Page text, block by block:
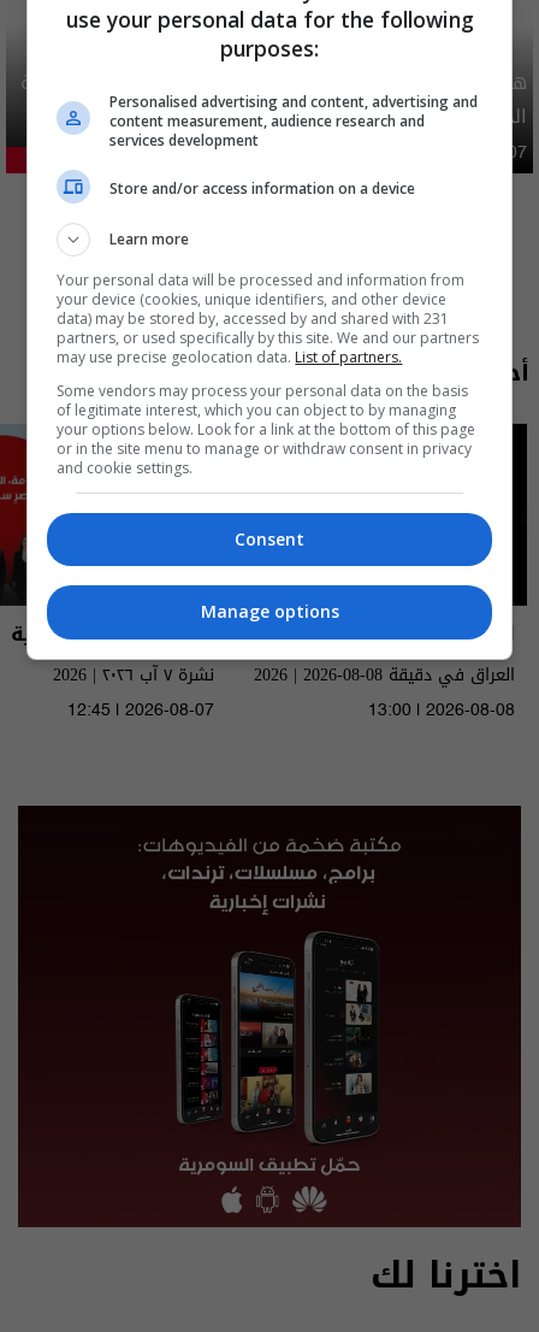
هيئة الحج تصدر قرارا يخص "لم الشمل" وتعديل استمارة قرعة
الحج
06:40 | 2026-08-07
المزيد
أحدث الحلقات
العراق في دقيقة
العراق في دقيقة 08-08-2026 | 2026
13:00 | 2026-08-08
نشرة أخبار السومرية
نشرة ٧ آب ٢٠٢٦ | 2026
12:45 | 2026-08-07
اخترنا لك
use your personal data for the following
purposes:
Personalised advertising and content, advertising and
content measurement, audience research and
services development
Store and/or access information on a device
Learn more
Your personal data will be processed and information from
your device (cookies, unique identifiers, and other device
data) may be stored by, accessed by and shared with 231
partners, or used specifically by this site. We and our partners
may use precise geolocation data. List of partners.
Some vendors may process your personal data on the basis
of legitimate interest, which you can object to by managing
your options below. Look for a link at the bottom of this page
or in the site menu to manage or withdraw consent in privacy
and cookie settings.
Consent
Manage options